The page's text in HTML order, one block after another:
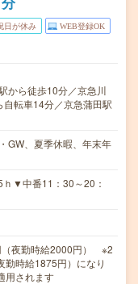
日が休み WEB登録OK
から徒歩10分／京急川
転車14分／京急蒲田駅
GW、夏季休暇、年末年
▼中番11：30～20：
（夜勤時給2000円） ※2
勤時給1875円）になり
用されます